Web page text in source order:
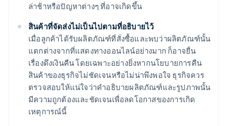
ล่าช้าหรือปัญหาต่างๆ ที่อาจเกิดขึ้น
สินค้าที่จัดส่งไม่เป็นไปตามที่อธิบายไว้
เมื่อลูกค้าได้รับผลิตภัณฑ์ที่สั่งซื้อและพบว่าผลิตภัณฑ์นั้น
แตกต่างจากที่แสดงทางออนไลน์อย่างมาก ก็อาจยื่น
เรื่องดึงเงินคืน โดยเฉพาะอย่างยิ่งหากนโยบายการคืน
สินค้าของธุรกิจไม่ชัดเจนหรือไม่น่าพึงพอใจ ธุรกิจควร
ตรวจสอบให้แน่ใจว่าคําอธิบายผลิตภัณฑ์และรูปภาพนั้น
มีความถูกต้องและชัดเจนเพื่อลดโอกาสของการเกิด
เหตุการณ์นี้